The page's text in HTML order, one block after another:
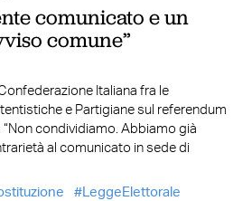
comunicato e un
comune”
Italiana fra le
e Partigiane sul referendum
“Non condividiamo. Abbiamo già
al comunicato in sede di
LeggeElettorale